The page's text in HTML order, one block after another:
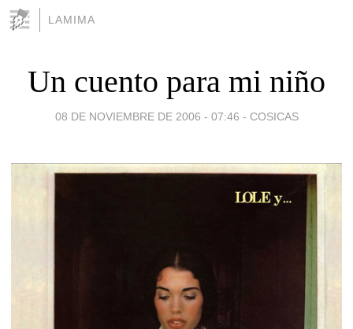
LAMIMA
Un cuento para mi niño
08 DE NOVIEMBRE DE 2006 - 07:46 - COSICAS